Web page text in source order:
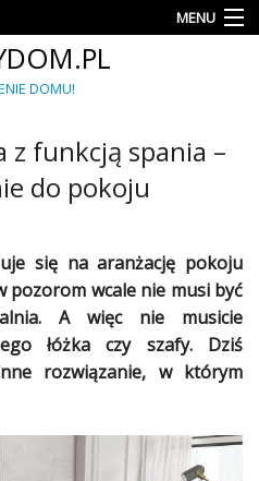
MENU
DOMU!
z funkcją spania –
do pokoju
się na aranżację pokoju
pozorom wcale nie musi być
A więc nie musicie
łóżka czy szafy. Dziś
rozwiązanie, w którym